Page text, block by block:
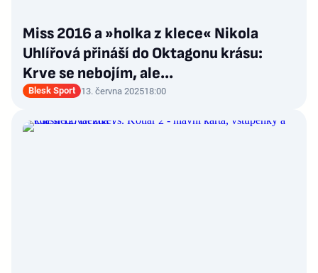
Miss 2016 a »holka z klece« Nikola
Uhlířová přináší do Oktagonu krásu:
Krve se nebojím, ale...
Blesk Sport 13. června 202518:00